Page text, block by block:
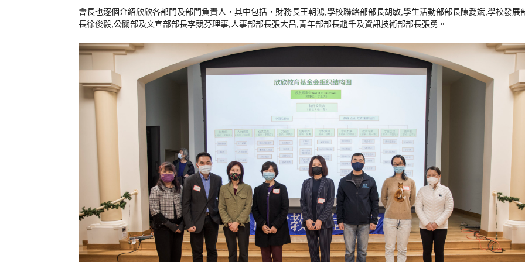
會長也逐個介紹欣欣各部門及部門負責人 ，其中包括 ， 財務長王朝鴻;學校聯絡部部長胡敏;學生活動部部長陳愛斌;學校發展
長徐俊毅;公關部及文宣部部長李競芬理事;人事部部長張大昌;青年部部長趙千及資訊技術部部長張勇 。